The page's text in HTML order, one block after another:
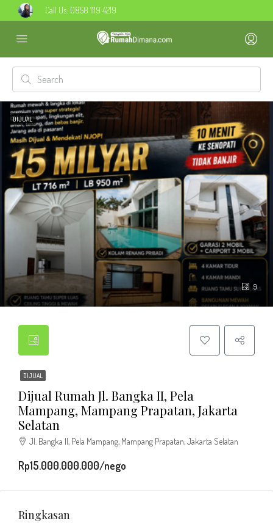
Call Us: 0858 1119 4219
9
DIJUAL
DIJUAL
Dijual Rumah Jl. Bangka II, Pela
Mampang, Mampang Prapatan, Jakarta
Selatan
Jl. Bangka II, Pela Mampang, Mampang Prapatan, Jakarta Selatan
Rp15.000.000.000/nego
Ringkasan